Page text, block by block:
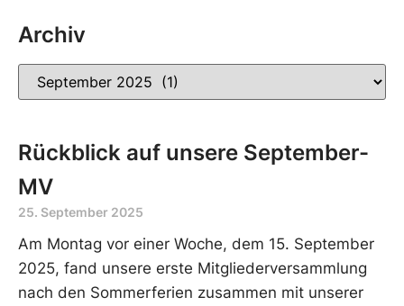
Archiv
Rückblick auf unsere September-
MV
25. September 2025
Am Montag vor einer Woche, dem 15. September
2025, fand unsere erste Mitgliederversammlung
nach den Sommerferien zusammen mit unserer